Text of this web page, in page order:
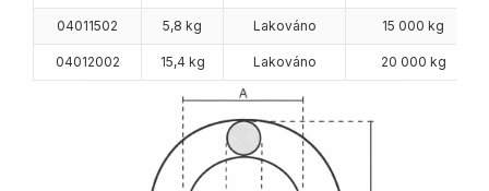
04011502 5,8 kg Lakováno 15 000 kg
04012002 15,4 kg Lakováno 20 000 kg